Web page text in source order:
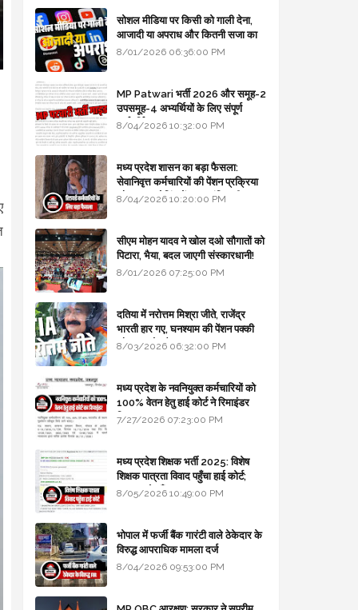
सोशल मीडिया पर किसी को गाली देना,
आजादी या अपराध और कितनी सजा का
प्रावधान - free legal advice
8/01/2026 06:36:00 PM
MP Patwari भर्ती 2026 और समूह-2
उपसमूह-4 अभ्यर्थियों के लिए संपूर्ण
मार्गदर्शिका
8/04/2026 10:32:00 PM
मध्य प्रदेश शासन का बड़ा फैसला:
सेवानिवृत्त कर्मचारियों की पेंशन प्रक्रिया
और बजट कोडिंग में हुए क्रांतिकारी
8/04/2026 10:20:00 PM
सीएम मोहन यादव ने खोल दओ सौगातों को
पिटारा, भैया, बदल जाएगी संस्कारधानी!
8/01/2026 07:25:00 PM
दतिया में नरोत्तम मिश्रा जीते, राजेंद्र
भारती हार गए, घनश्याम की पेंशन पक्की
और आशुतोष बैक टू...
8/03/2026 06:32:00 PM
मध्य प्रदेश के नवनियुक्त कर्मचारियों को
100% वेतन हेतु हाई कोर्ट ने रिमाइंडर
लिखा
7/27/2026 07:23:00 PM
मध्य प्रदेश शिक्षक भर्ती 2025: विशेष
शिक्षक पात्रता विवाद पहुँचा हाई कोर्ट;
सरकार से माँगा जवाब
8/05/2026 10:49:00 PM
भोपाल में फर्जी बैंक गारंटी वाले ठेकेदार के
विरुद्ध आपराधिक मामला दर्ज
8/04/2026 09:53:00 PM